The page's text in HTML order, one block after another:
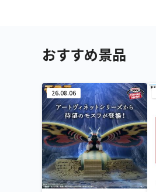
おすすめ景品
26.08.06